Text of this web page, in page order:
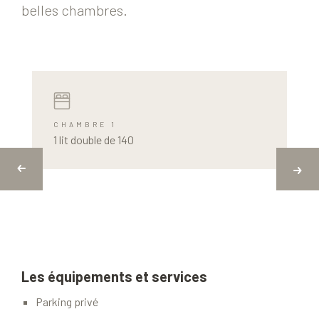
belles chambres.
CHAMBRE 1
1 lit double de 140
Les équipements et services
Parking privé